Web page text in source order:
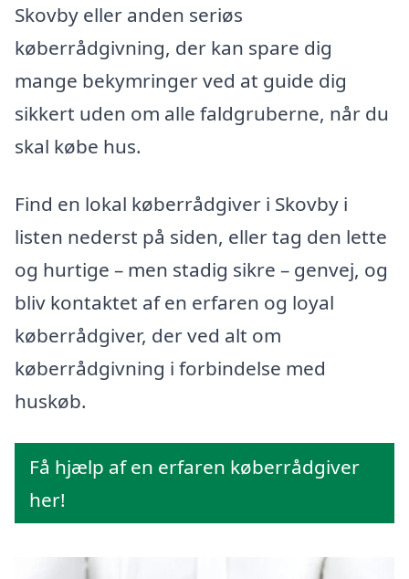
Skovby eller anden seriøs
køberrådgivning, der kan spare dig
mange bekymringer ved at guide dig
sikkert uden om alle faldgruberne, når du
skal købe hus.
Find en lokal køberrådgiver i Skovby i
listen nederst på siden, eller tag den lette
og hurtige – men stadig sikre – genvej, og
bliv kontaktet af en erfaren og loyal
køberrådgiver, der ved alt om
køberrådgivning i forbindelse med
huskøb.
Få hjælp af en erfaren køberrådgiver
her!